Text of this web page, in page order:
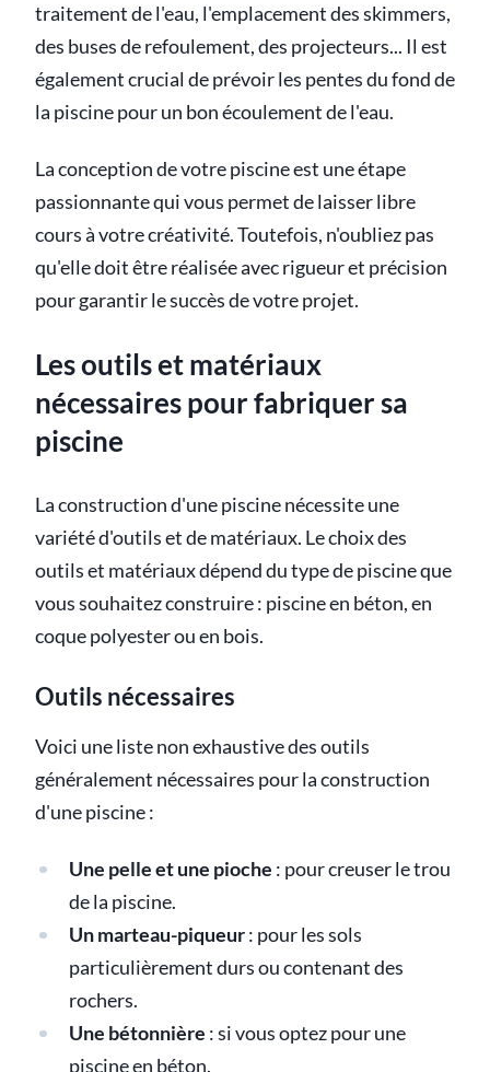
traitement de l'eau, l'emplacement des skimmers,
des buses de refoulement, des projecteurs... Il est
également crucial de prévoir les pentes du fond de
la piscine pour un bon écoulement de l'eau.
La conception de votre piscine est une étape
passionnante qui vous permet de laisser libre
cours à votre créativité. Toutefois, n'oubliez pas
qu'elle doit être réalisée avec rigueur et précision
pour garantir le succès de votre projet.
Les outils et matériaux
nécessaires pour fabriquer sa
piscine
La construction d'une piscine nécessite une
variété d'outils et de matériaux. Le choix des
outils et matériaux dépend du type de piscine que
vous souhaitez construire : piscine en béton, en
coque polyester ou en bois.
Outils nécessaires
Voici une liste non exhaustive des outils
généralement nécessaires pour la construction
d'une piscine :
Une pelle et une pioche : pour creuser le trou
de la piscine.
Un marteau-piqueur: pour les sols
particulièrement durs ou contenant des
rochers.
Une bétonnière : si vous optez pour une
piscine en béton.